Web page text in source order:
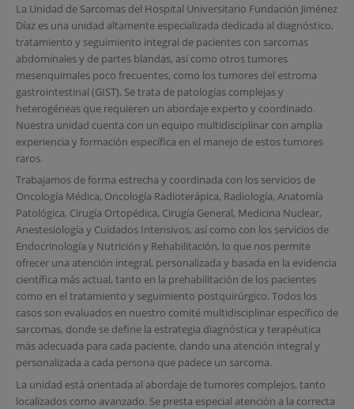
La Unidad de Sarcomas del Hospital Universitario Fundación Jiménez
Díaz es una unidad altamente especializada dedicada al diagnóstico,
tratamiento y seguimiento integral de pacientes con sarcomas
abdominales y de partes blandas, así como otros tumores
mesenquimales poco frecuentes, como los tumores del estroma
gastrointestinal (GIST). Se trata de patologías complejas y
heterogéneas que requieren un abordaje experto y coordinado.
Nuestra unidad cuenta con un equipo multidisciplinar con amplia
experiencia y formación específica en el manejo de estos tumores
raros.
Trabajamos de forma estrecha y coordinada con los servicios de
Oncología Médica, Oncología Radioterápica, Radiología, Anatomía
Patológica, Cirugía Ortopédica, Cirugía General, Medicina Nuclear,
Anestesiología y Cuidados Intensivos, así como con los servicios de
Endocrinología y Nutrición y Rehabilitación, lo que nos permite
ofrecer una atención integral, personalizada y basada en la evidencia
científica más actual, tanto en la prehabilitación de los pacientes
como en el tratamiento y seguimiento postquirúrgico. Todos los
casos son evaluados en nuestro comité multidisciplinar específico de
sarcomas, donde se define la estrategia diagnóstica y terapéutica
más adecuada para cada paciente, dando una atención integral y
personalizada a cada persona que padece un sarcoma.
La unidad está orientada al abordaje de tumores complejos, tanto
localizados como avanzado. Se presta especial atención a la correcta